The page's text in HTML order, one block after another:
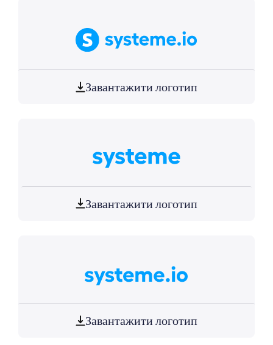
Завантажити логотип
Завантажити логотип
Завантажити логотип